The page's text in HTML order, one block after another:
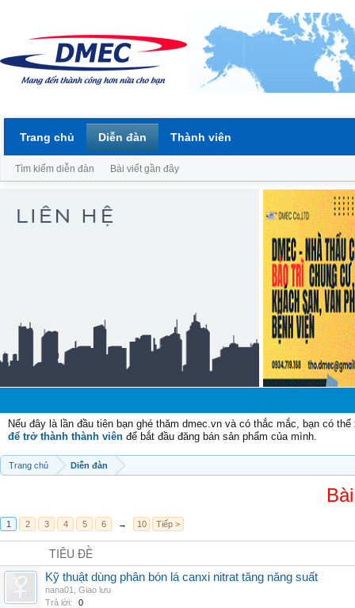
Nếu đây là lần đầu tiên bạn ghé thăm dmec.vn và có thắc mắc, bạn có
để trở thành thành viên để bắt đầu đăng bán sản phẩm của mình.
Trang chủ Diễn đàn
1 2 3 4 5 6 → 10 Tiếp >
TIÊU ĐỀ
Kỹ thuật dùng phân bón lá canxi nitrat tăng năng suất
nana01
Giao lưu
Trả lời:
0
Trang chủ Diễn đàn
Tìm kiếm diễn đàn Bài viết gần đây
Thành viên